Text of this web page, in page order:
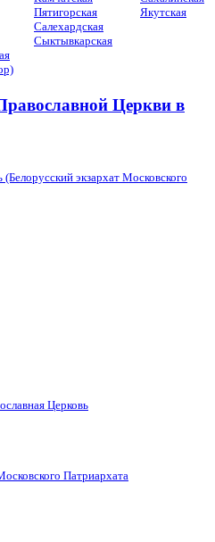
Пятигорская
Салехардская
Сыктывкарская
Якутская
Церкви в
экзархат Московского
Церковь
Патриархата